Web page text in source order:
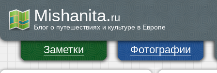
Mishanita.ru
Блог о путешествиях и культуре в Европе
Заметки Фотографии